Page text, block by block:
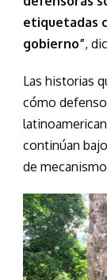
etiquetadas
gobierno”,
Las historias
cómo
continúan
de